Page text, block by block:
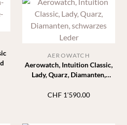
Aerowatch, Intuition Classic,
Lady, Quarz, Diamanten,
AEROWATCH
CHF 1'590.00